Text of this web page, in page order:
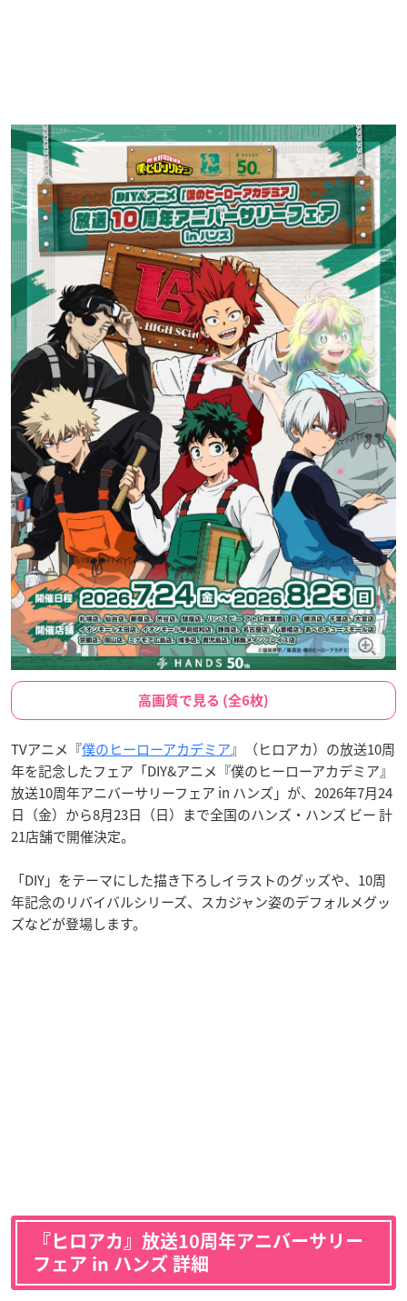
高画質で見る (全6枚)
TVアニメ『僕のヒーローアカデミア』（ヒロアカ）の放送10周
年を記念したフェア「DIY&アニメ『僕のヒーローアカデミア』
放送10周年アニバーサリーフェア in ハンズ」が、2026年7月24
日（金）から8月23日（日）まで全国のハンズ・ハンズ ビー 計
21店舗で開催決定。
「DIY」をテーマにした描き下ろしイラストのグッズや、10周
年記念のリバイバルシリーズ、スカジャン姿のデフォルメグッ
ズなどが登場します。
『ヒロアカ』放送10周年アニバーサリー
フェア in ハンズ 詳細